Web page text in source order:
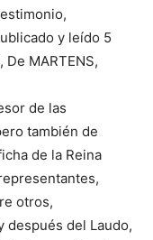
y leído 5
MARTENS,
de las
también de
de la Reina
otros,
después del Laudo,